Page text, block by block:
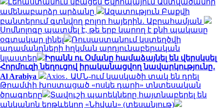
ամենաբարձր արձանը
Ազատություն Բաքվի
բանտերում գտնվող բոլոր հայերին․ Աբրահամյան
Սոմնոլոգը պատմել է, թե երբ կարող է քնի պակասը
օգտակար լինել
Ռուսաստանում կստեղծվի
ադամանդների հղկման արդյունաբերական
կլաստեր
Իրանն ու Օմանը համաձայնել են վերսկսել
Հորմուզի նեղուցով իրականացվող նավարկությունը․
Al Arabiya
Axios․ ԱՄՆ-ում կասկածի տակ են դրել
Թրամփի խոստացած «ոսկե դարի» տնտեսական
ծրագրերը
Տավուշի պարեկները հայտնաբերել են
անկանոն երթևեկող «Նիվան» (տեսանյութ)